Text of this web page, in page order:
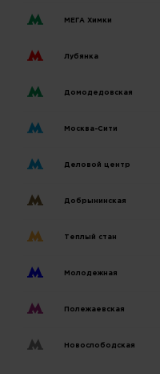
МЕГА Химки
Лубянка
Домодедовская
Москва-Сити
Деловой центр
Добрынинская
Теплый стан
Молодежная
Полежаевская
Новослободская